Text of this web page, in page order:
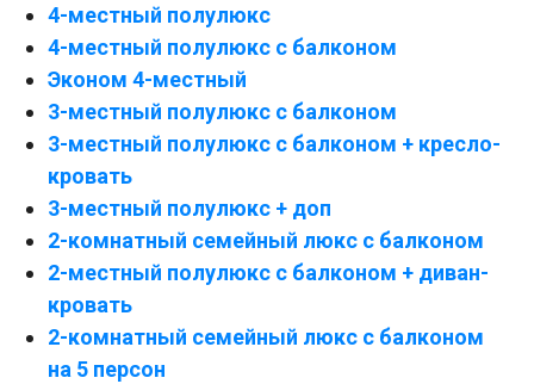
4-местный полулюкс
4-местный полулюкс с балконом
Эконом 4-местный
3-местный полулюкс с балконом
3-местный полулюкс с балконом + кресло-
кровать
3-местный полулюкс + доп
2-комнатный семейный люкс с балконом
2-местный полулюкс с балконом + диван-
кровать
2-комнатный семейный люкс с балконом
на 5 персон